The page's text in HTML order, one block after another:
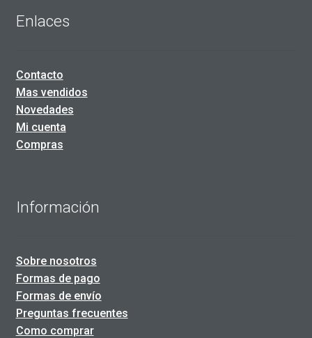
Enlaces
Contacto
Mas vendidos
Novedades
Mi cuenta
Compras
Información
Sobre nosotros
Formas de pago
Formas de envío
Preguntas frecuentes
Como comprar